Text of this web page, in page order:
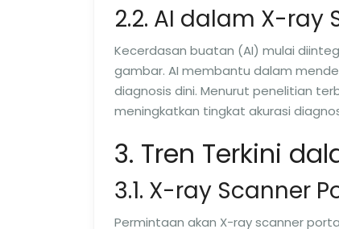
2.2. AI dalam X-ray
Kecerdasan buatan (AI) mulai
gambar. AI membantu dalam
diagnosis dini. Menurut penelitian
meningkatkan tingkat akurasi
3. Tren Terkini
3.1. X-ray Scanner
Permintaan akan X-ray scanner